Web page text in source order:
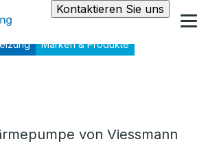
Kontaktieren Sie uns
Marken & Produkte
von Viessmann